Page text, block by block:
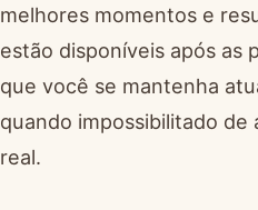
melhores momentos e
estão disponíveis após as
que você se mantenha
quando impossibilitado de
real.